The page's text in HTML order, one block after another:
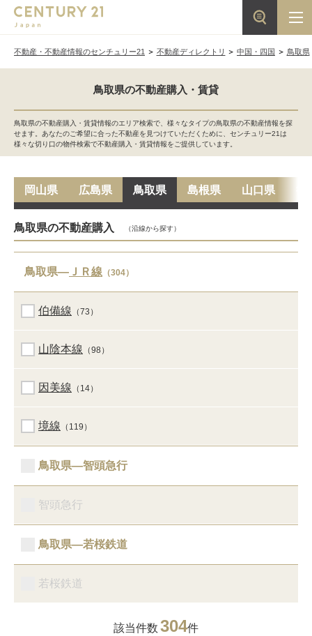
不動産・不動産情報のセンチュリー21 不動産ディレクトリ 中国・四国 鳥取県
鳥取県の不動産購入・賃貸
鳥取県の不動産購入・賃貸情報のエリア検索で、様々なタイプの鳥取県の不動産情報を探
せます。あなたのご希望に合った不動産を見つけていただくために、センチュリー21は
様々な切り口の物件検索で不動産購入・賃貸情報をご提供しています。
岡山県 広島県 鳥取県 島根県 山口県
鳥取県の不動産購入 （沿線から探す）
鳥取県― ＪＲ線 （304）
伯備線 （73）
山陰本線 （98）
因美線 （14）
境線 （119）
鳥取県―智頭急行
智頭急行
鳥取県―若桜鉄道
若桜鉄道
該当件数 304件